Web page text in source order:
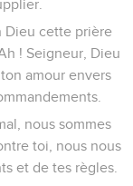
Dieu cette prière
! Seigneur, Dieu
amour envers
nous sommes
toi, nous nous
et de tes règles.